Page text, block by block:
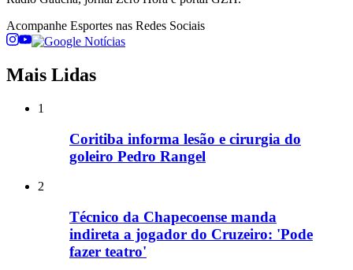
Acompanhe Esportes nas Redes Sociais
Mais Lidas
1
Coritiba informa lesão e cirurgia do
goleiro Pedro Rangel
2
Técnico da Chapecoense manda
indireta a jogador do Cruzeiro: 'Pode
fazer teatro'